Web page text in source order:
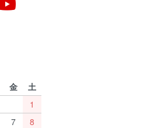
金
土
1
7
8